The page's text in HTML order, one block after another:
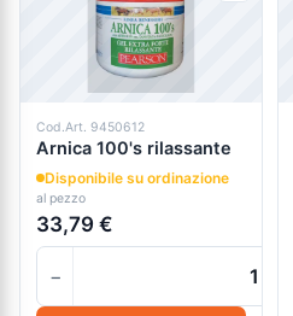
Cod.Art. 9450612
Arnica 100's rilassante
Disponibile su ordinazione
al pezzo
33,79 €
−